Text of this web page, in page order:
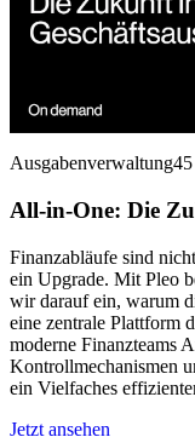
Ausgabenverwaltung
All-in-One: Die
Finanzabläufe sind
ein Upgrade. Mit Pleo
wir darauf ein, warum
eine zentrale Plattform
moderne Finanzteams
Kontrollmechanismen
ein Vielfaches
Jetzt ansehen